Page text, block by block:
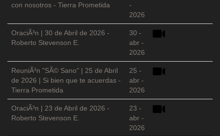
con nosotros - Tierra Prometida
-
2026
OraciÃ³n | 30 de Abril de 2026 -
Roberto Stevenson E.
30 -
abr -
2026
ReuniÃ³n "SÃ© Sano" | 25 de Abril
de 2026 | Si bien que te acuerdas -
Tierra Prometida
25 -
abr -
2026
OraciÃ³n | 23 de Abril de 2026 -
Roberto Stevenson E.
23 -
abr -
2026